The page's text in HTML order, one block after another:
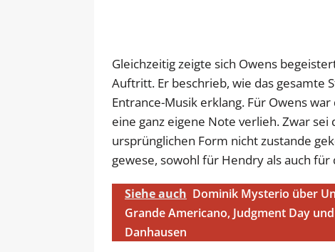
Gleichzeitig zeigte sich Owens
Auftritt. Er beschrieb, wie das gesamte
Entrance-Musik erklang. Für Owens
eine ganz eigene Note verlieh. Zwar
ursprünglichen Form nicht zustande
gewese, sowohl für Hendry als auch für
Siehe auch Dominik Mysterio über
Grande Americano, Judgment Day
Danhausen